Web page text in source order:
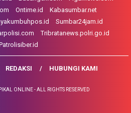
Ontime.id
Kabasumbar.net
Sumbar24jam.id
Tribratanews.polri.go.id
REDAKSI HUBUNGI KAMI
ONLINE - ALL RIGHTS RESERVED